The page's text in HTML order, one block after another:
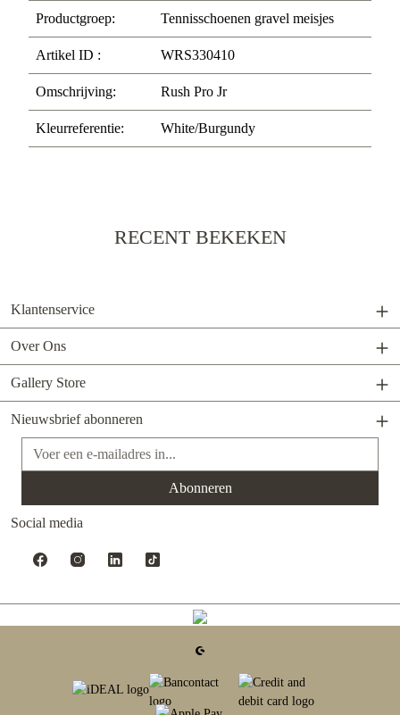
Productgroep: Tennisschoenen gravel meisjes
Artikel ID : WRS330410
Omschrijving: Rush Pro Jr
Kleurreferentie: White/Burgundy
RECENT BEKEKEN
Klantenservice
Over Ons
Gallery Store
Nieuwsbrief abonneren
E-mailadres*
Abonneren
Social media